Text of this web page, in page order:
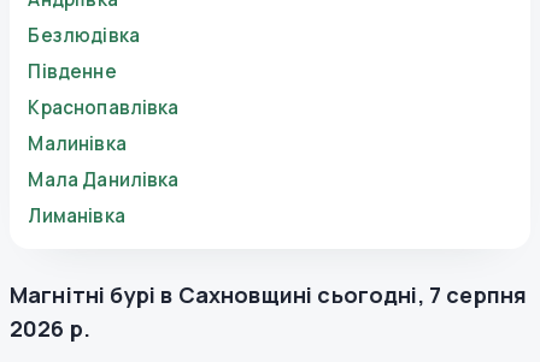
Безлюдівка
Південне
Краснопавлівка
Малинівка
Мала Данилівка
Лиманівка
Магнітні бурі в Сахновщині сьогодні, 7 серпня
2026 р.